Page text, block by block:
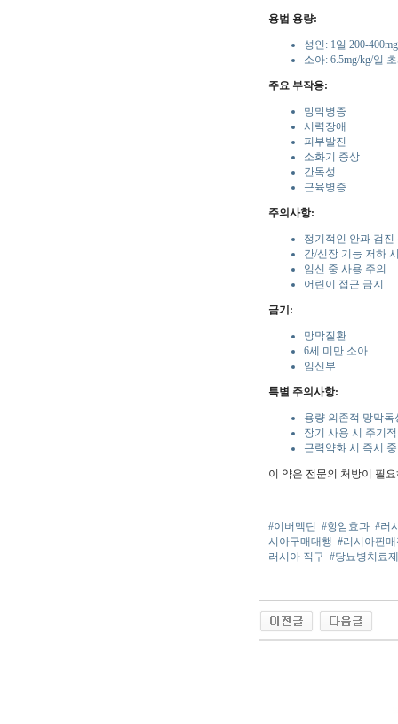
용법 용량:
성인: 1일 200-400mg
소아: 6.5mg/kg/일
주요 부작용:
망막병증
시력장애
피부발진
소화기 증상
간독성
근육병증
주의사항:
정기적인 안과 검진
간/신장 기능 저하
임신 중 사용 주의
어린이 접근 금지
금기:
망막질환
6세 미만 소아
임신부
특별 주의사항:
용량 의존적 망막독
장기 사용 시 주기
근력약화 시 즉시
이 약은 전문의 처방이 필
#이버멕틴 #항암효과 #러
시아구매대행 #러시아판
러시아 직구 #당뇨병치료제